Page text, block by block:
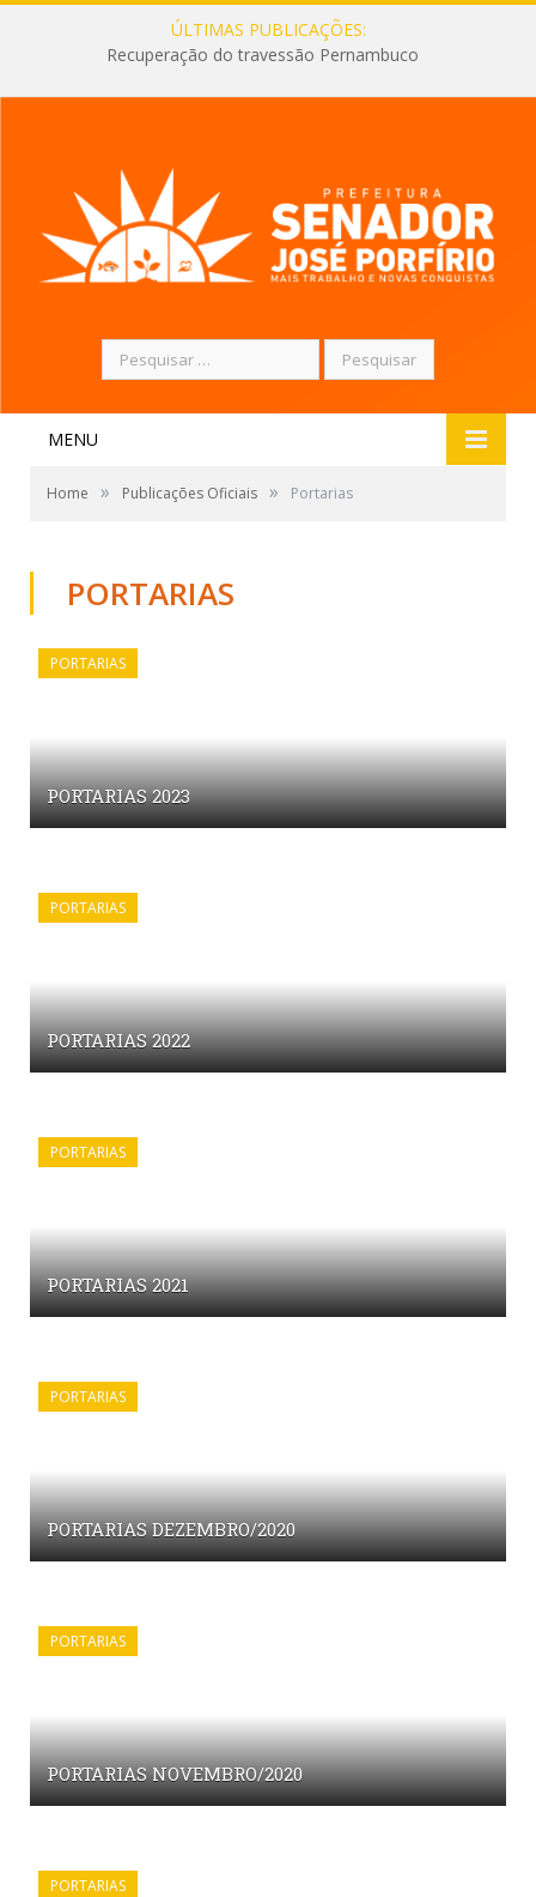
ÚLTIMAS PUBLICAÇÕES:
Recuperação do travessão Pernambuco
Pesquisar
por:
MENU
Home » Publicações Oficiais » Portarias
PORTARIAS
PORTARIAS
PORTARIAS 2023
PORTARIAS
PORTARIAS 2022
PORTARIAS
PORTARIAS 2021
PORTARIAS
PORTARIAS DEZEMBRO/2020
PORTARIAS
PORTARIAS NOVEMBRO/2020
PORTARIAS